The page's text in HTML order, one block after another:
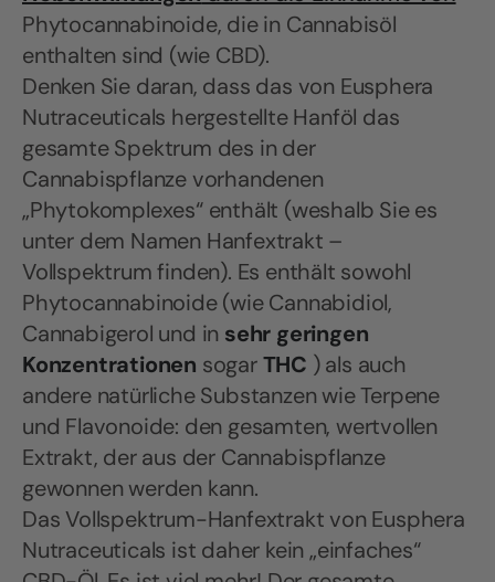
Phytocannabinoide, die in Cannabisöl
enthalten sind (wie CBD).
Denken Sie daran, dass das von Eusphera
Nutraceuticals hergestellte Hanföl das
gesamte Spektrum des in der
Cannabispflanze vorhandenen
„Phytokomplexes“ enthält (weshalb Sie es
unter dem Namen Hanfextrakt –
Vollspektrum finden). Es enthält sowohl
Phytocannabinoide (wie Cannabidiol,
Cannabigerol und in sehr geringen
Konzentrationen sogarTHC ) als auch
andere natürliche Substanzen wie Terpene
und Flavonoide: den gesamten, wertvollen
Extrakt, der aus der Cannabispflanze
gewonnen werden kann.
Das Vollspektrum-Hanfextrakt von Eusphera
Nutraceuticals ist daher kein „einfaches“